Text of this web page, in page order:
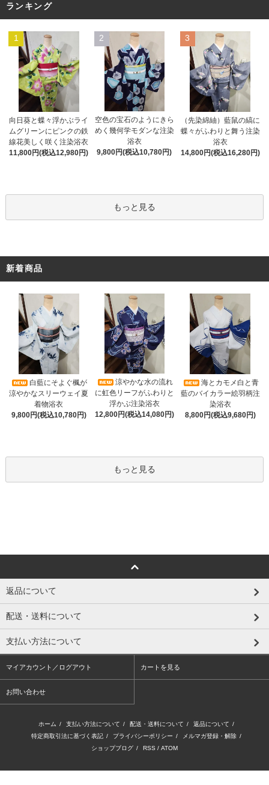
ランキング
1
向日葵と蝶々浮かぶライ
ムグリーンにピンクの鉄
線花美しく咲く注染浴衣
11,800円(税込12,980円)
2
空色の宝石のようにきら
めく幾何学モダンな注染
浴衣
9,800円(税込10,780円)
3
（先染綿紬）藍鼠の縞に
蝶々がふわりと舞う注染
浴衣
14,800円(税込16,280円)
もっと見る
新着商品
白藍にそよぐ楓が
涼やかなスリーウェイ夏
着物浴衣
9,800円(税込10,780円)
涼やかな水の流れ
に虹色リーフがふわりと
浮かぶ注染浴衣
12,800円(税込14,080円)
海とカモメ白と青
藍のバイカラー絵羽柄注
染浴衣
8,800円(税込9,680円)
もっと見る
返品について
配送・送料について
支払い方法について
マイアカウント／ログアウト カートを見る
お問い合わせ
ホーム / 支払い方法について / 配送・送料について / 返品について /
特定商取引法に基づく表記 / プライバシーポリシー / メルマガ登録・解除 /
ショップブログ / RSS / ATOM